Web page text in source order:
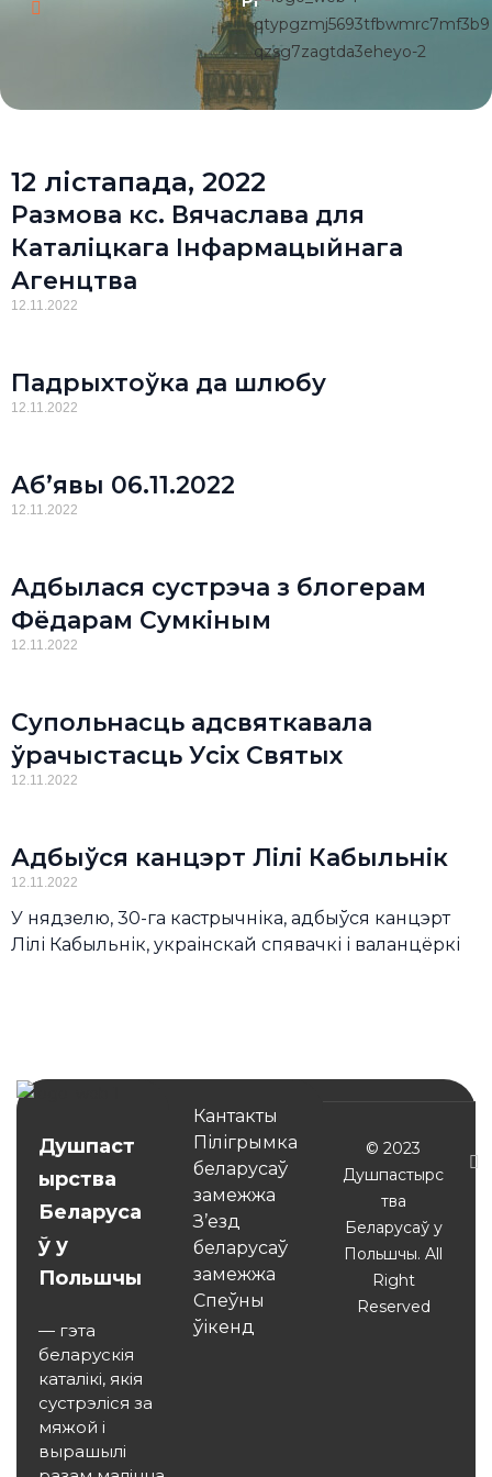
12 лістапада, 2022
Размова кс. Вячаслава для
Каталіцкага Інфармацыйнага
Агенцтва
12.11.2022
Падрыхтоўка да шлюбу
12.11.2022
Аб’явы 06.11.2022
12.11.2022
Адбылася сустрэча з блогерам
Фёдарам Сумкіным
12.11.2022
Супольнасць адсвяткавала
ўрачыстасць Усіх Святых
12.11.2022
Адбыўся канцэрт Лілі Кабыльнік
12.11.2022
У нядзелю, 30-га кастрычніка, адбыўся канцэрт
Лілі Кабыльнік, украінскай спявачкі і валанцёркі
Душпаст
ырства
Беларуса
ў у
Польшчы
— гэта
беларускія
каталікі, якія
сустрэліся за
мяжой і
вырашылі
Кантакты
Пілігрымка
беларусаў
замежжа
З’езд
беларусаў
замежжа
Спеўны
ўікенд
© 2023
Душпастырс
тва
Беларусаў у
Польшчы. All
Right
Reserved